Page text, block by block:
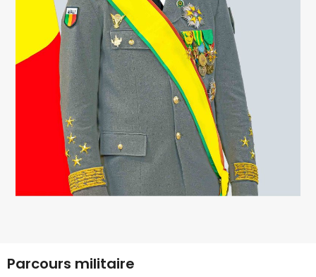
Parcours militaire